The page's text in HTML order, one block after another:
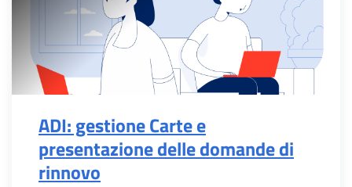
ADI: gestione Carte e
presentazione delle domande di
rinnovo